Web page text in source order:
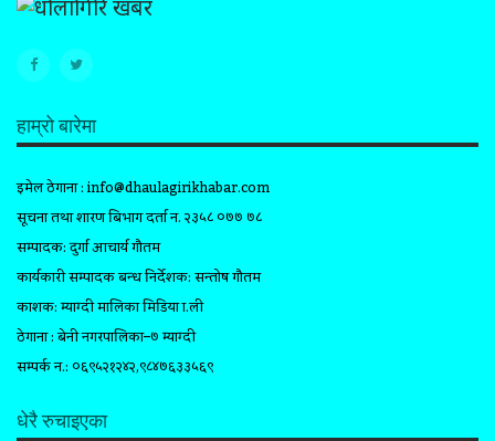
हाम्रो बारेमा
इमेल ठेगाना :info@dhaulagirikhabar.com
सूचना तथा प्रशारण बिभाग दर्ता न. २३५८ ०७७ ७८
सम्पादक: दुर्गा आचार्य गौतम
कार्यकारी सम्पादक प्रबन्ध निर्देशक: सन्तोष गौतम
प्रकाशक: म्याग्दी मालिका मिडिया प्रा.ली
ठेगाना : बेनी नगरपालिका–७ म्याग्दी
सम्पर्क न.: ०६९५२१२४२,९८४७६३३५६९
धेरै रुचाइएका